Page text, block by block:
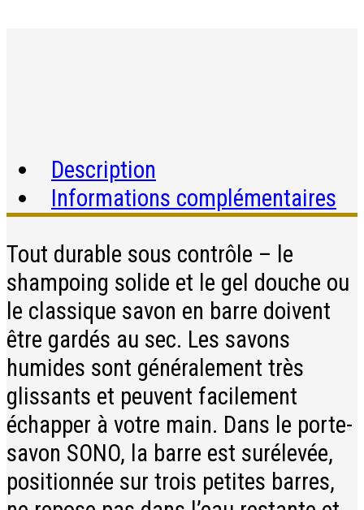
Description
Informations complémentaires
Tout durable sous contrôle – le
shampoing solide et le gel douche ou
le classique savon en barre doivent
être gardés au sec. Les savons
humides sont généralement très
glissants et peuvent facilement
échapper à votre main. Dans le porte-
savon SONO, la barre est surélevée,
positionnée sur trois petites barres,